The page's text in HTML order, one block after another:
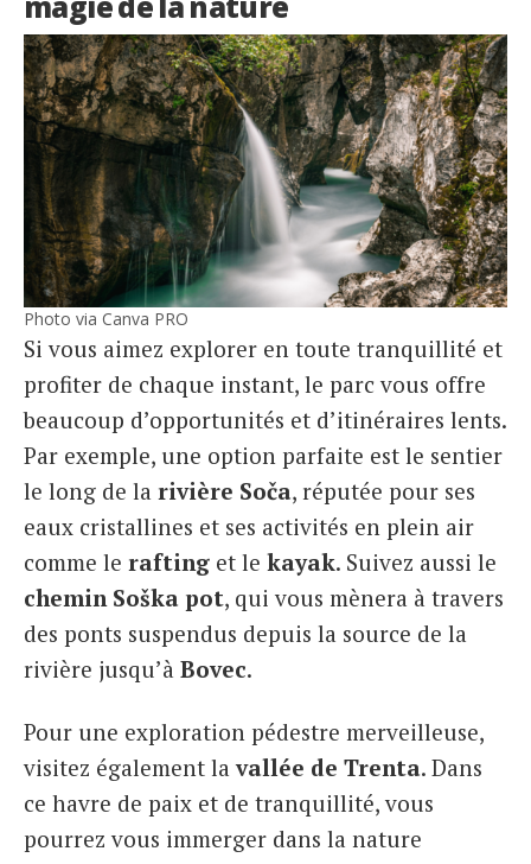
Photo via Canva PRO
Si vous aimez explorer en toute tranquillité et
profiter de chaque instant, le parc vous offre
beaucoup d’opportunités et d’itinéraires lents.
Par exemple, une option parfaite est le sentier
le long de la rivière Soča, réputée pour ses
eaux cristallines et ses activités en plein air
comme le rafting et le kayak. Suivez aussi le
chemin Soška pot, qui vous mènera à travers
des ponts suspendus depuis la source de la
rivière jusqu’à Bovec.
Pour une exploration pédestre merveilleuse,
visitez également lavallée de Trenta. Dans
ce havre de paix et de tranquillité, vous
pourrez vous immerger dans la nature